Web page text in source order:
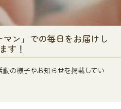
ン」での毎日をお届けし
ます！
の様子やお知らせを掲載してい